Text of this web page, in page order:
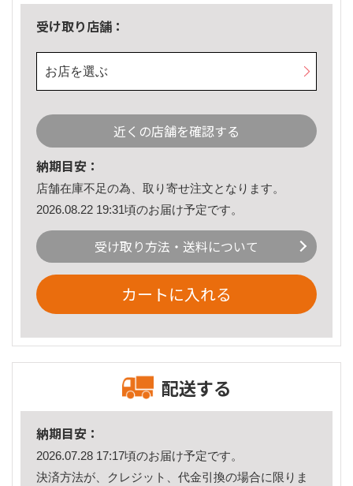
受け取り店舗：
お店を選ぶ
近くの店舗を確認する
納期目安：
店舗在庫不足の為、取り寄せ注文となります。
2026.08.22 19:31頃のお届け予定です。
受け取り方法・送料について
カートに入れる
配送する
納期目安：
2026.07.28 17:17頃のお届け予定です。
決済方法が、クレジット、代金引換の場合に限りま